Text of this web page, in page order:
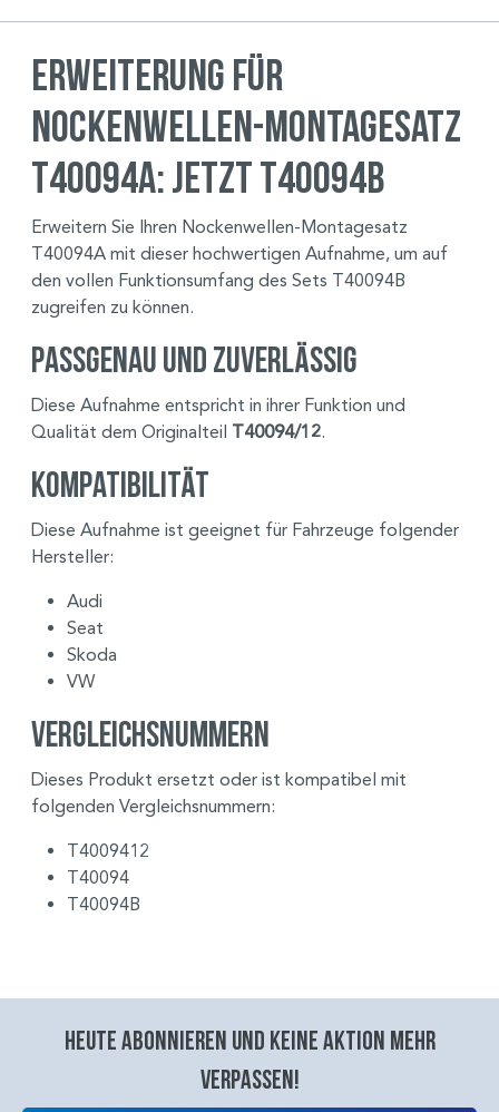
Erweiterung für
Nockenwellen-Montagesatz
T40094A: Jetzt T40094B
Erweitern Sie Ihren Nockenwellen-Montagesatz
T40094A mit dieser hochwertigen Aufnahme, um auf
den vollen Funktionsumfang des Sets T40094B
zugreifen zu können.
Passgenau und zuverlässig
Diese Aufnahme entspricht in ihrer Funktion und
Qualität dem Originalteil T40094/12.
Kompatibilität
Diese Aufnahme ist geeignet für Fahrzeuge folgender
Hersteller:
Audi
Seat
Skoda
VW
Vergleichsnummern
Dieses Produkt ersetzt oder ist kompatibel mit
folgenden Vergleichsnummern:
T4009412
T40094
T40094B
Heute abonnieren und keine aktion mehr
verpassen!